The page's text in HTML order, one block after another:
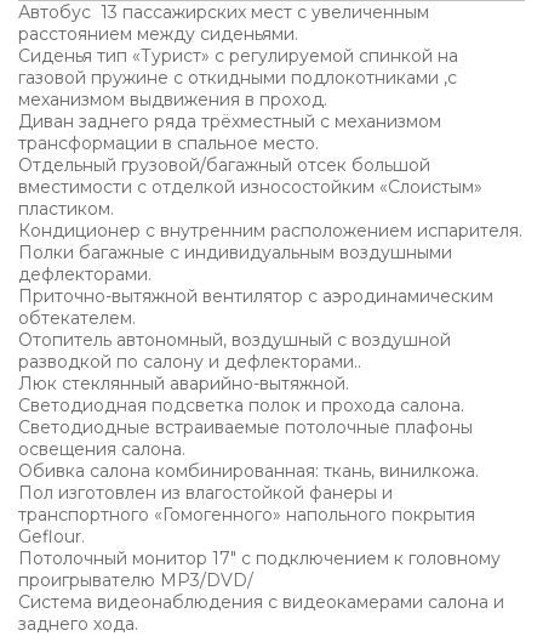
Автобус 13 пассажирских мест с увеличенным
расстоянием между сиденьями.
Сиденья тип «Турист» с регулируемой спинкой на
газовой пружине с откидными подлокотниками ,с
механизмом выдвижения в проход.
Диван заднего ряда трёхместный с механизмом
трансформации в спальное место.
Отдельный грузовой/багажный отсек большой
вместимости с отделкой износостойким «Слоистым»
пластиком.
Кондиционер с внутренним расположением испарителя.
Полки багажные с индивидуальным воздушными
дефлекторами.
Приточно-вытяжной вентилятор с аэродинамическим
обтекателем.
Отопитель автономный, воздушный с воздушной
разводкой по салону и дефлекторами..
Люк стеклянный аварийно-вытяжной.
Светодиодная подсветка полок и прохода салона.
Светодиодные встраиваемые потолочные плафоны
освещения салона.
Обивка салона комбинированная: ткань, винилкожа.
Пол изготовлен из влагостойкой фанеры и
транспортного «Гомогенного» напольного покрытия
Geflour.
Потолочный монитор 17" с подключением к головному
проигрывателю MP3/DVD/
Система видеонаблюдения с видеокамерами салона и
заднего хода.